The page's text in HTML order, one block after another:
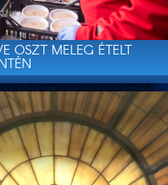
OSZT MELEG ÉTELT